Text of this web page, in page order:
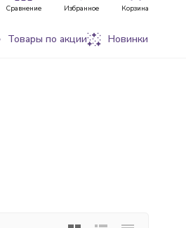
Сравнение Избранное Корзина
Товары по акции Новинки